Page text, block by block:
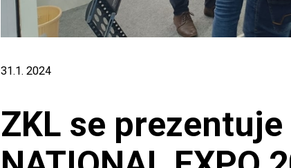
31.1. 2024
ZKL se